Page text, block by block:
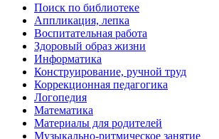
Поиск по библиотеке
Аппликация, лепка
Воспитательная работа
Здоровый образ жизни
Информатика
Конструирование, ручной труд
Коррекционная педагогика
Логопедия
Математика
Материалы для родителей
Музыкально-ритмическое занятие